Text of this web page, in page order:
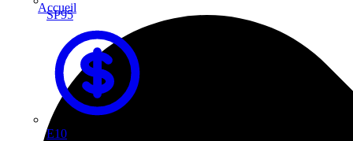
SP95
E10
Accueil